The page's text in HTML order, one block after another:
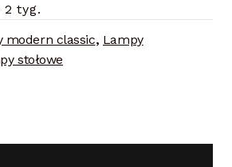
2 tyg.
modern classic, Lampy
stołowe